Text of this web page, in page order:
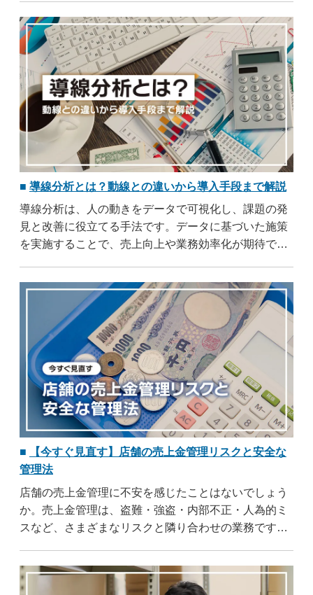
場環境を維持できます。
導線分析とは？動線との違いから導入手段まで解説
導線分析は、人の動きをデータで可視化し、課題の発
見と改善に役立てる手法です。データに基づいた施策
を実施することで、売上向上や業務効率化が期待でき
方、導入時の注意点まで幅広く解説します。導入を検
討している方はぜひ参考にしてください。
【今すぐ見直す】店舗の売上金管理リスクと安全な
管理法
店舗の売上金管理に不安を感じたことはないでしょう
か。売上金管理は、盗難・強盗・内部不正・人為的ミ
スなど、さまざまなリスクと隣り合わせの業務です。